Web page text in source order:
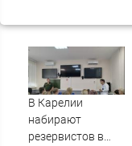
В Карелии
набирают
резервистов в